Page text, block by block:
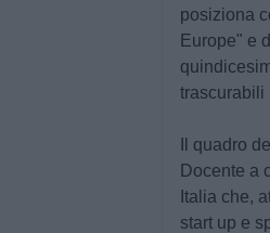
posiziona
Europe" e
trascurabili
Il quadro
Docente a
Italia che,
start up e